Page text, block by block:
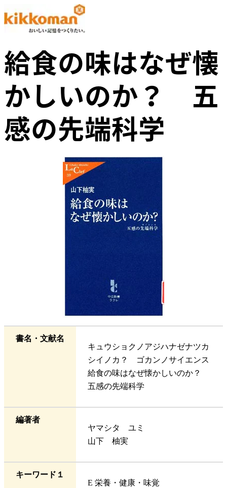
給食の味はなぜ懐
かしいのか？ 五
感の先端科学
書名・文献名
キュウショクノアジハナゼナツカ
シイノカ？ ゴカンノサイエンス
給食の味はなぜ懐かしいのか？
五感の先端科学
編著者
ヤマシタ ユミ
山下 柚実
キーワード１
E 栄養・健康・味覚